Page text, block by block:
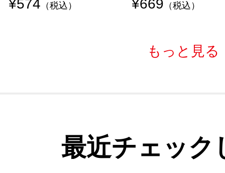
¥574 （税込） ¥669 （税込）
もっと見る
最近チェック